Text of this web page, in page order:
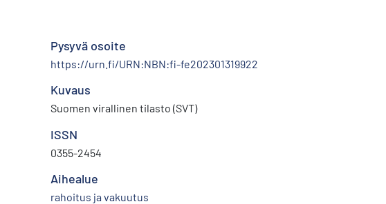
Pysyvä osoite
https://urn.fi/URN:NBN:fi-fe202301319922
Kuvaus
Suomen virallinen tilasto (SVT)
ISSN
0355-2454
Aihealue
rahoitus ja vakuutus